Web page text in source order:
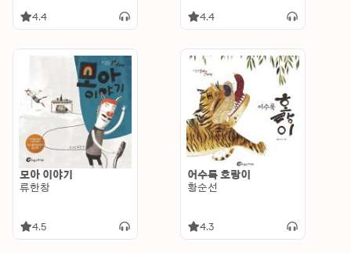
4.4 4.4
모아 이야기
류한창
4.5
어수룩 호랑이
황순선
4.3